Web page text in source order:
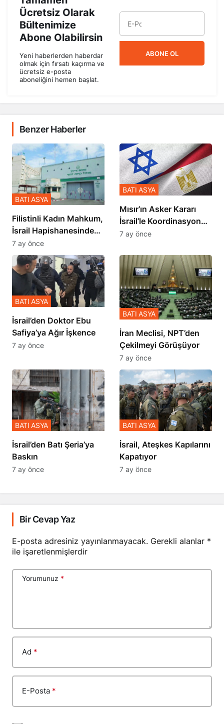
Ücretsiz Olarak
Bültenimize
Abone Olabilirsin
Yeni haberlerden haberdar
olmak için fırsatı kaçırma ve
ücretsiz e-posta
aboneliğini hemen başlat.
ABONE OL
Benzer Haberler
Filistinli Kadın Mahkum,
İsrail Hapishanesindeki
Zulmü Anlattı
BATI ASYA
7 ay önce
Mısır’ın Asker Kararı
İsrail’le Koordinasyon
İçinde Gerçekleşmiş
BATI ASYA
7 ay önce
İsrail’den Doktor Ebu
Safiya’ya Ağır İşkence
BATI ASYA
7 ay önce
İran Meclisi, NPT’den
Çekilmeyi Görüşüyor
BATI ASYA
7 ay önce
​​​​​​​İsrail’den Batı Şeria’ya
Baskın
BATI ASYA
7 ay önce
İsrail, Ateşkes Kapılarını
Kapatıyor
BATI ASYA
7 ay önce
Bir Cevap Yaz
E-posta adresiniz yayınlanmayacak. Gerekli alanlar *
ile işaretlenmişlerdir
Yorumunuz *
Ad *
E-Posta *